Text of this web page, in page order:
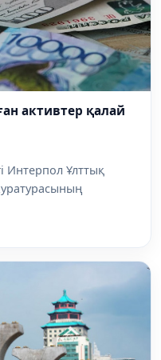
активтер қалай
Интерпол Ұлттық